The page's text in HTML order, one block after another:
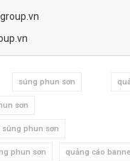
súng phun sơn
sơn
súng phun sơn
phun sơn quảng cáo